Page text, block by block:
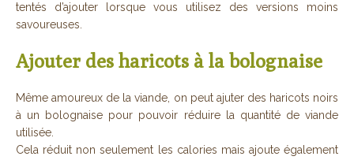
tentés d’ajouter lorsque vous utilisez des versions moins
savoureuses.
Ajouter des haricots à la bolognaise
Même amoureux de la viande, on peut ajuter des haricots noirs
à un bolognaise pour pouvoir réduire la quantité de viande
utilisée.
Cela réduit non seulement les calories mais ajoute également